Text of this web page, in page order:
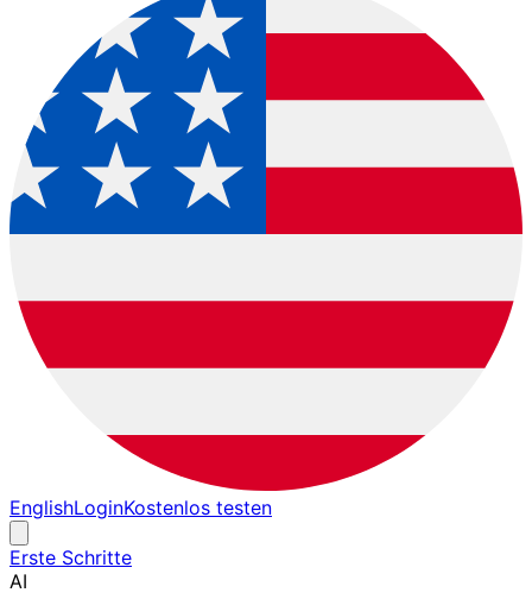
EnglishLoginKostenlos testen
Erste Schritte
AI